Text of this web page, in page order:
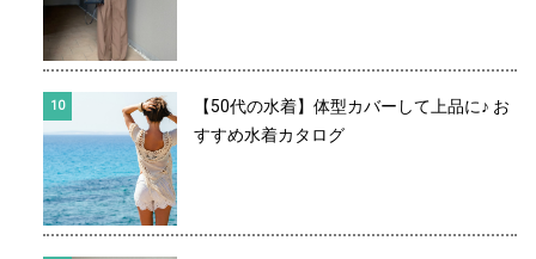
【50代の水着】体型カバーして上品に♪ お
すすめ水着カタログ